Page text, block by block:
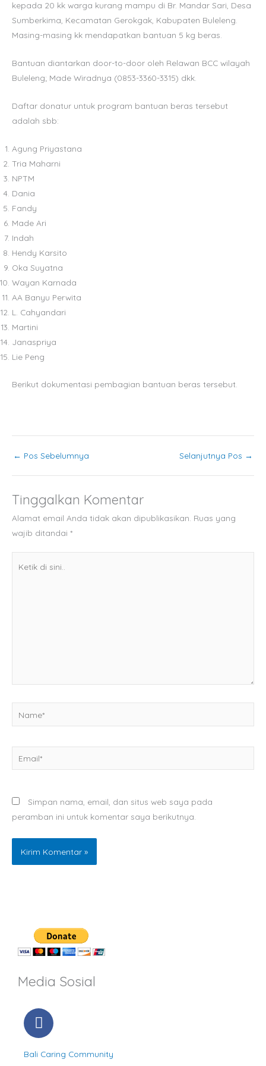
kepada 20 kk warga kurang mampu di Br. Mandar Sari, Desa
Sumberkima, Kecamatan Gerokgak, Kabupaten Buleleng.
Masing-masing kk mendapatkan bantuan 5 kg beras.
Bantuan diantarkan door-to-door oleh Relawan BCC wilayah
Buleleng; Made Wiradnya (0853-3360-3315) dkk.
Daftar donatur untuk program bantuan beras tersebut
adalah sbb:
Agung Priyastana
Tria Maharni
NPTM
Dania
Fandy
Made Ari
Indah
Hendy Karsito
Oka Suyatna
Wayan Karnada
AA Banyu Perwita
L. Cahyandari
Martini
Janaspriya
Lie Peng
Berikut dokumentasi pembagian bantuan beras tersebut.
← Pos Sebelumnya Selanjutnya Pos →
Tinggalkan Komentar
Alamat email Anda tidak akan dipublikasikan. Ruas yang
wajib ditandai *
Simpan nama, email, dan situs web saya pada
peramban ini untuk komentar saya berikutnya.
Media Sosial
F
a
e
Bali Caring Community